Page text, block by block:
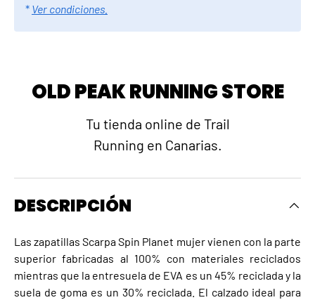
* Ver condiciones.
OLD PEAK RUNNING STORE
Tu tienda online de Trail
Running en Canarias.
DESCRIPCIÓN
Las zapatillas Scarpa Spin Planet mujer vienen con la parte
superior fabricadas al 100% con materiales reciclados
mientras que la entresuela de EVA es un 45% reciclada y la
suela de goma es un 30% reciclada. El calzado ideal para